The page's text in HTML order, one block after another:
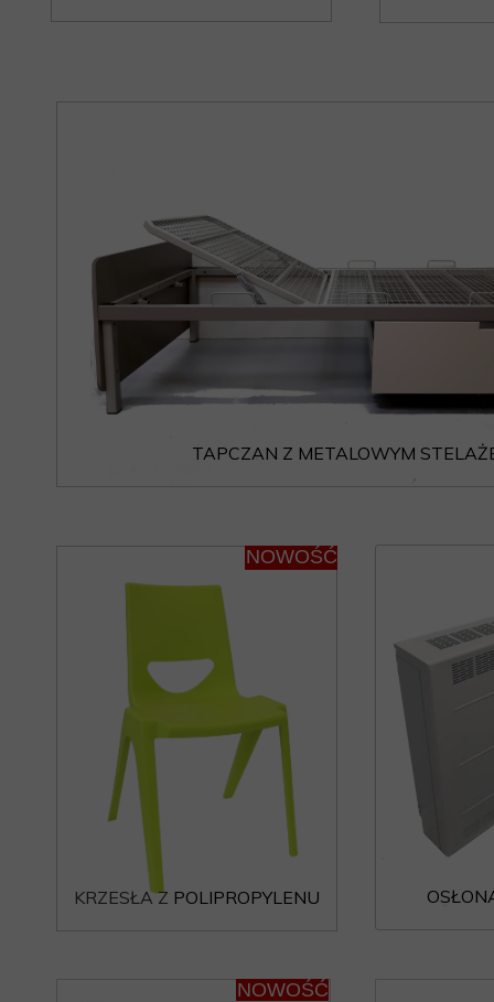
NOWOŚĆ
NOWOŚĆ
KRZESŁA Z POLIPROPYLENU
TAPCZAN Z METALOWYM